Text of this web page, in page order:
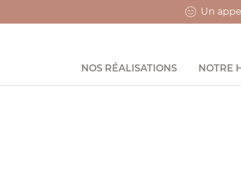
Un
NOS RÉALISATIONS NOTRE